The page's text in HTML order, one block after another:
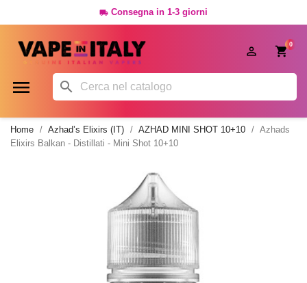
 Consegna in 1-3 giorni
0

 
Home Azhad’s Elixirs (IT) AZHAD MINI SHOT 10+10
Azhads
Elixirs Balkan - Distillati - Mini Shot 10+10